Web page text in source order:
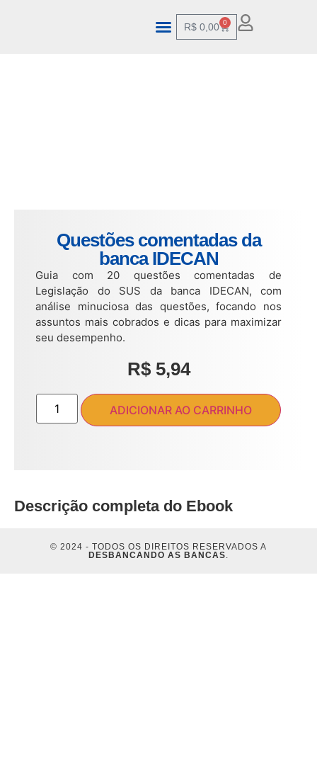
R$0,00 0
Questões comentadas da
banca IDECAN
Guia com 20 questões comentadas de
Legislação do SUS da banca IDECAN, com
análise minuciosa das questões, focando nos
assuntos mais cobrados e dicas para maximizar
seu desempenho.
R$5,94
ADICIONAR AO CARRINHO
Descrição completa do Ebook
© 2024 - TODOS OS DIREITOS RESERVADOS A
DESBANCANDO AS BANCAS